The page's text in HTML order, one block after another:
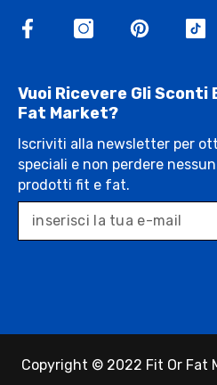
Vuoi Ricevere Gli Sconti
Fat Market?
Iscriviti alla newsletter per
speciali e non perdere
prodotti fit e fat.
Copyright © 2022 Fit Or Fat